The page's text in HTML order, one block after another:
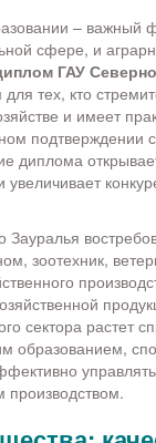
– важный
сфере, и
ГАУ
тех, кто
и имеет
подтверждении
диплома
зоотехник,
сектора растет
образованием,
управлять
производством.